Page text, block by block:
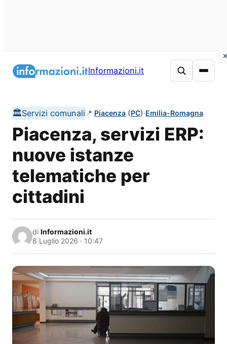
Informazioni.it
🏛️Servizi comunali 📍 Piacenza (PC)·Emilia-Romagna
Piacenza, servizi ERP:
nuove istanze
telematiche per
cittadini
di Informazioni.it
8 Luglio 2026 · 10:47